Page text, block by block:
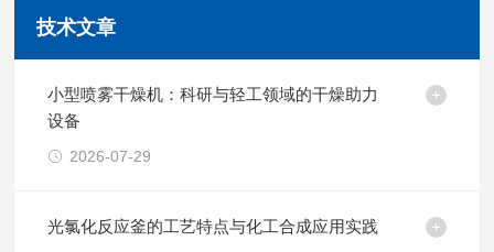
技术文章
小型喷雾干燥机：科研与轻工领域的干燥助力
设备
2026-07-29
光氯化反应釜的工艺特点与化工合成应用实践